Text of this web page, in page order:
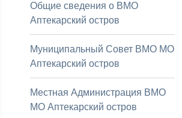
Общие сведения о ВМО
Аптекарский остров
Муниципальный Совет ВМО МО
Аптекарский остров
Местная Администрация ВМО
МО Аптекарский остров